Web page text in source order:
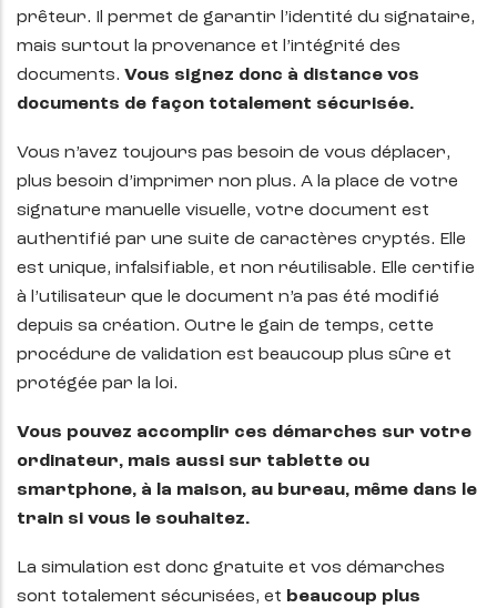
prêteur. Il permet de garantir l’identité du signataire,
mais surtout la provenance et l’intégrité des
documents. Vous signez donc à distance vos
documents de façon totalement sécurisée.
Vous n’avez toujours pas besoin de vous déplacer,
plus besoin d’imprimer non plus. A la place de votre
signature manuelle visuelle, votre document est
authentifié par une suite de caractères cryptés. Elle
est unique, infalsifiable, et non réutilisable. Elle certifie
à l’utilisateur que le document n’a pas été modifié
depuis sa création. Outre le gain de temps, cette
procédure de validation est beaucoup plus sûre et
protégée par la loi.
Vous pouvez accomplir ces démarches sur votre
ordinateur, mais aussi sur tablette ou
smartphone, à la maison, au bureau, même dans le
train si vous le souhaitez.
La simulation est donc gratuite et vos démarches
sont totalement sécurisées, et beaucoup plus